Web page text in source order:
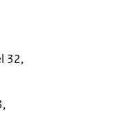
32,